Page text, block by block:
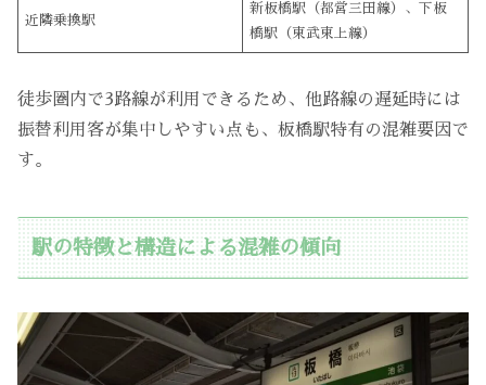
近隣乗換駅
新板橋駅（都営三田線）、下板
橋駅（東武東上線）
徒歩圏内で3路線が利用できるため、他路線の遅延時には
振替利用客が集中しやすい点も、板橋駅特有の混雑要因で
す。
駅の特徴と構造による混雑の傾向